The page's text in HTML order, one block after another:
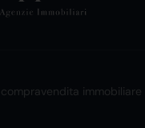
immobiliare